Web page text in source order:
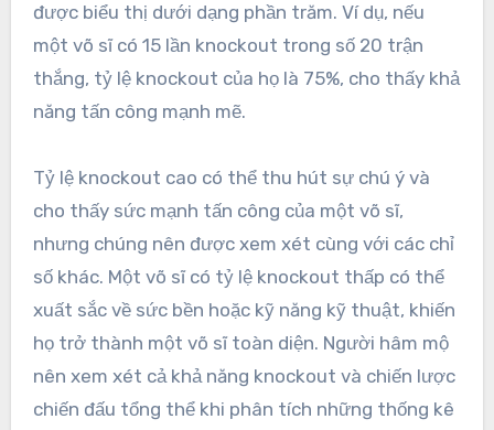
được biểu thị dưới dạng phần trăm. Ví dụ, nếu
một võ sĩ có 15 lần knockout trong số 20 trận
thắng, tỷ lệ knockout của họ là 75%, cho thấy khả
năng tấn công mạnh mẽ.
Tỷ lệ knockout cao có thể thu hút sự chú ý và
cho thấy sức mạnh tấn công của một võ sĩ,
nhưng chúng nên được xem xét cùng với các chỉ
số khác. Một võ sĩ có tỷ lệ knockout thấp có thể
xuất sắc về sức bền hoặc kỹ năng kỹ thuật, khiến
họ trở thành một võ sĩ toàn diện. Người hâm mộ
nên xem xét cả khả năng knockout và chiến lược
chiến đấu tổng thể khi phân tích những thống kê